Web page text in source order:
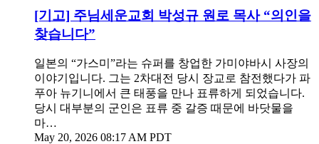
[기고] 주님세운교회 박성규 원로 목사 ​“의인을
찾습니다”
일본의 “가스미”라는 슈퍼를 창업한 가미야바시 사장의
이야기입니다. 그는 2차대전 당시 장교로 참전했다가 파
푸아 뉴기니에서 큰 태풍을 만나 표류하게 되었습니다.
당시 대부분의 군인은 표류 중 갈증 때문에 바닷물을
마…
May 20, 2026 08:17 AM PDT